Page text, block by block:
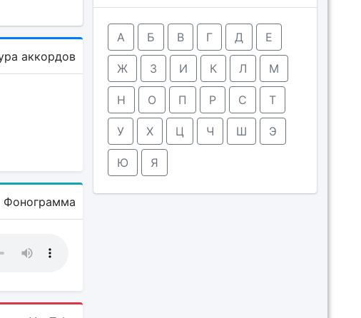
аккордов
Фонограмма
А Б В Г Д Е
Ж З И К Л М
Н О П Р С Т
У Х Ц Ч Ш Э
Ю Я